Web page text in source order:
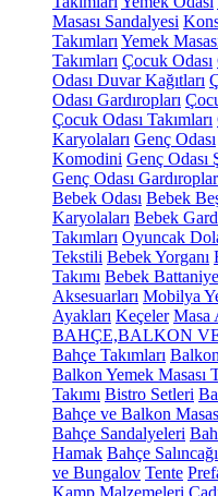
Masası Sandalyesi
Takımları Yemek
Takımları Çocuk Odası
Odası Duvar Kağıtları
Odası Gardıropları
Çocuk Odası Takımları
Karyolaları Genç Odası
Komodini Genç Odası
Genç Odası
Bebek Odası Bebek
Karyolaları Bebek
Takımları Oyuncak
Tekstili Bebek Yorganı
Takımı Bebek
Aksesuarları Mobilya
Ayakları Keçeler Masa
BAHÇE,BALKON
Bahçe Takımları
Balkon Yemek Masası
Takımı Bistro Setleri
Bahçe ve Balkon
Bahçe Sandalyeleri
Hamak Bahçe Salıncağı
ve Bungalov Tente
Kamp Malzemeleri